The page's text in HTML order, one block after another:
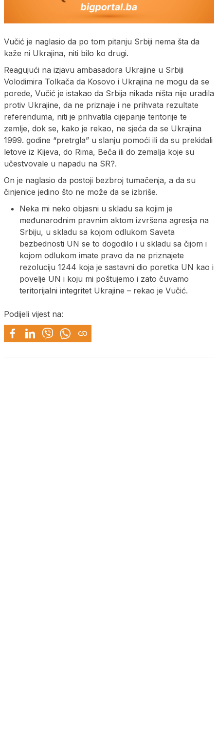
Vučić je naglasio da po tom pitanju Srbiji nema šta da
kaže ni Ukrajina, niti bilo ko drugi.
Reagujući na izjavu ambasadora Ukrajine u Srbiji
Volodimira Tolkača da Kosovo i Ukrajina ne mogu da se
porede, Vučić je istakao da Srbija nikada ništa nije uradila
protiv Ukrajine, da ne priznaje i ne prihvata rezultate
referenduma, niti je prihvatila cijepanje teritorije te
zemlje, dok se, kako je rekao, ne sjeća da se Ukrajina
1999. godine “pretrgla” u slanju pomoći ili da su prekidali
letove iz Kijeva, do Rima, Beča ili do zemalja koje su
učestvovale u napadu na SR?.
On je naglasio da postoji bezbroj tumačenja, a da su
činjenice jedino što ne može da se izbriše.
Neka mi neko objasni u skladu sa kojim je
međunarodnim pravnim aktom izvršena agresija na
Srbiju, u skladu sa kojom odlukom Saveta
bezbednosti UN se to dogodilo i u skladu sa čijom i
kojom odlukom imate pravo da ne priznajete
rezoluciju 1244 koja je sastavni dio poretka UN kao i
povelje UN i koju mi poštujemo i zato čuvamo
teritorijalni integritet Ukrajine – rekao je Vučić.
Podijeli vijest na: